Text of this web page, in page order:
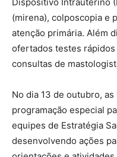
(mirena), colposcopia e
atenção primária. Além
ofertados testes rápidos
consultas de
No dia 13 de outubro, as
programação especial
equipes de Estratégia
desenvolvendo ações